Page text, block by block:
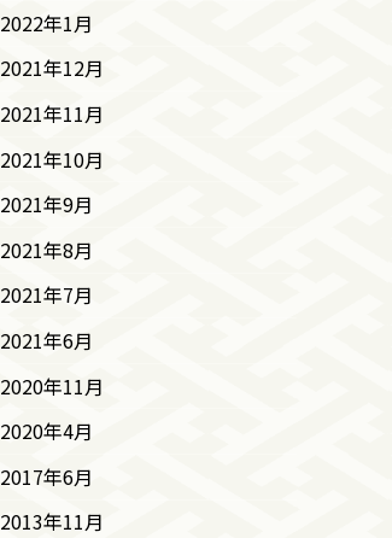
2022年1月
2021年12月
2021年11月
2021年10月
2021年9月
2021年8月
2021年7月
2021年6月
2020年11月
2020年4月
2017年6月
2013年11月